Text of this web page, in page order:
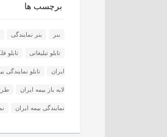
برچسب ها
بنر بنر نمایندگی
تابلو تبلیغاتی تابلو
ایران تابلو نمایندگی
لایه باز بیمه ایران
نمایندگی بیمه ایران